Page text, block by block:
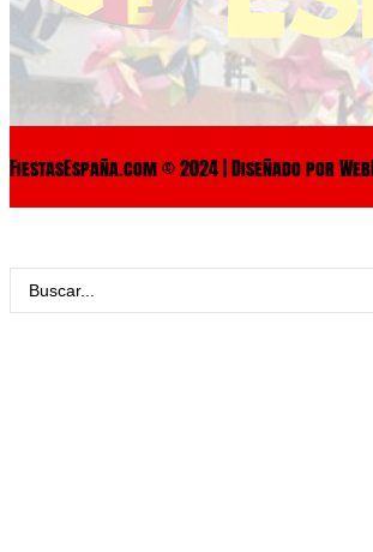
FiestasEspaña.com © 2024 | Diseñado por